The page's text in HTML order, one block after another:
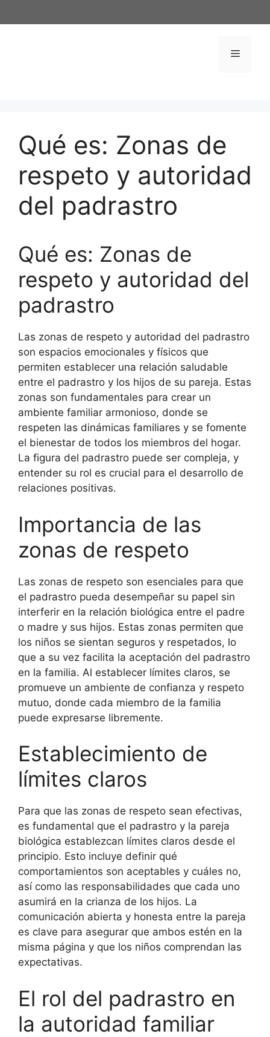
al
Menú
Qué es: Zonas de
respeto y autoridad
del padrastro
Qué es: Zonas de
respeto y autoridad del
padrastro
Las zonas de respeto y autoridad del padrastro
son espacios emocionales y físicos que
permiten establecer una relación saludable
entre el padrastro y los hijos de su pareja. Estas
zonas son fundamentales para crear un
ambiente familiar armonioso, donde se
respeten las dinámicas familiares y se fomente
el bienestar de todos los miembros del hogar.
La figura del padrastro puede ser compleja, y
entender su rol es crucial para el desarrollo de
relaciones positivas.
Importancia de las
zonas de respeto
Las zonas de respeto son esenciales para que
el padrastro pueda desempeñar su papel sin
interferir en la relación biológica entre el padre
o madre y sus hijos. Estas zonas permiten que
los niños se sientan seguros y respetados, lo
que a su vez facilita la aceptación del padrastro
en la familia. Al establecer límites claros, se
promueve un ambiente de confianza y respeto
mutuo, donde cada miembro de la familia
puede expresarse libremente.
Establecimiento de
límites claros
Para que las zonas de respeto sean efectivas,
es fundamental que el padrastro y la pareja
biológica establezcan límites claros desde el
principio. Esto incluye definir qué
comportamientos son aceptables y cuáles no,
así como las responsabilidades que cada uno
asumirá en la crianza de los hijos. La
comunicación abierta y honesta entre la pareja
es clave para asegurar que ambos estén en la
misma página y que los niños comprendan las
expectativas.
El rol del padrastro en
la autoridad familiar